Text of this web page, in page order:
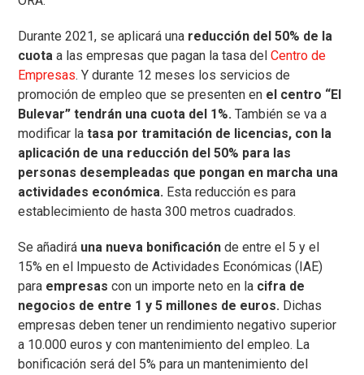
Durante 2021, se aplicará una reducción del 50% de la
cuota a las empresas que pagan la tasa delCentro de
Empresas. Y durante 12 meses los servicios de
promoción de empleo que se presenten en el centro “El
Bulevar” tendrán una cuota del 1%. También se va a
modificar latasa por tramitación de licencias, con la
aplicación de una reducción del 50% para las
personas desempleadas que pongan en marcha una
actividades económica. Esta reducción es para
establecimiento de hasta 300 metros cuadrados.
Se añadirá una nueva bonificación de entre el 5 y el
15% en el Impuesto de Actividades Económicas (IAE)
para empresas con un importe neto en la cifra de
negocios de entre 1 y 5 millones de euros. Dichas
empresas deben tener un rendimiento negativo superior
a 10.000 euros y con mantenimiento del empleo. La
bonificación será del 5% para un mantenimiento del